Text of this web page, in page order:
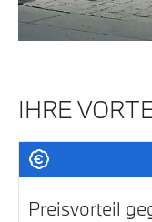
IHRE
Preisvorteil